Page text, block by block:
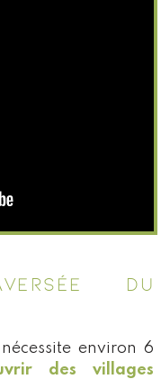
DU
environ 6
des villages